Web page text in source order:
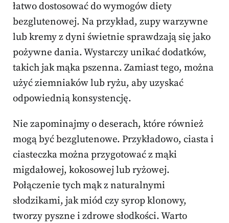
łatwo dostosować do wymogów diety
bezglutenowej. Na przykład, zupy warzywne
lub kremy z dyni świetnie sprawdzają się jako
pożywne dania. Wystarczy unikać dodatków,
takich jak mąka pszenna. Zamiast tego, można
użyć ziemniaków lub ryżu, aby uzyskać
odpowiednią konsystencję.
Nie zapominajmy o deserach, które również
mogą być bezglutenowe. Przykładowo, ciasta i
ciasteczka można przygotować z mąki
migdałowej, kokosowej lub ryżowej.
Połączenie tych mąk z naturalnymi
słodzikami, jak miód czy syrop klonowy,
tworzy pyszne i zdrowe słodkości. Warto